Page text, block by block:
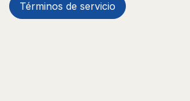
Términos de servicio